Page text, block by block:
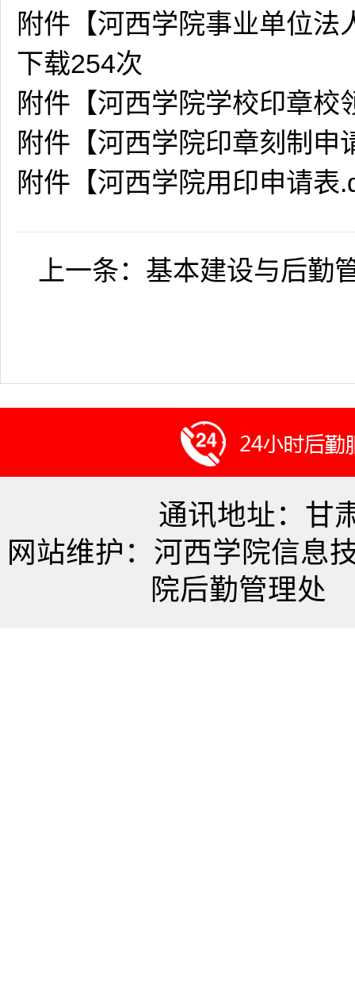
附件【河西学院事业单位法
下载254次
附件【河西学院学校印章校
附件【河西学院印章刻制申
附件【河西学院用印申请表
上一条： 基本建设与后勤
通讯地址：甘
网站维护：河西学院信
院后勤管理处